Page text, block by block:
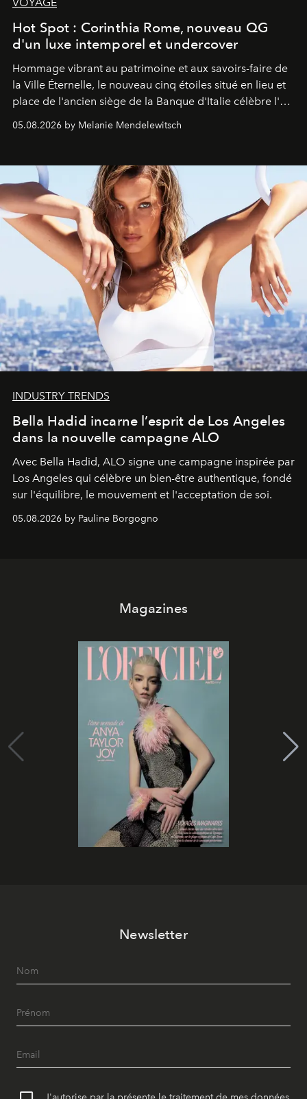
VOYAGE
Hot Spot : Corinthia Rome, nouveau QG
d'un luxe intemporel et undercover
Hommage vibrant au patrimoine et aux savoirs-faire de
la Ville Éternelle, le nouveau cinq étoiles situé en lieu et
place de l'ancien siège de la Banque d'Italie célèbre l'art
de vivre Romain dans toute son élégance intemporelle.
05.08.2026 by Melanie Mendelewitsch
INDUSTRY TRENDS
Bella Hadid incarne l’esprit de Los Angeles
dans la nouvelle campagne ALO
Avec Bella Hadid, ALO signe une campagne inspirée par
Los Angeles qui célèbre un bien-être authentique, fondé
sur l'équilibre, le mouvement et l'acceptation de soi.
05.08.2026 by Pauline Borgogno
Magazines
Newsletter